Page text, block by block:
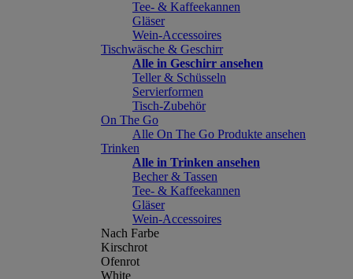
Tee- & Kaffeekannen
Gläser
Wein-Accessoires
Tischwäsche & Geschirr
Alle in Geschirr ansehen
Teller & Schüsseln
Servierformen
Tisch-Zubehör
On The Go
Alle On The Go Produkte ansehen
Trinken
Alle in Trinken ansehen
Becher & Tassen
Tee- & Kaffeekannen
Gläser
Wein-Accessoires
Nach Farbe
Kirschrot
Ofenrot
White